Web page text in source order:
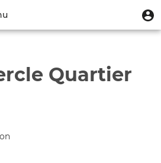
contenu
Quartier